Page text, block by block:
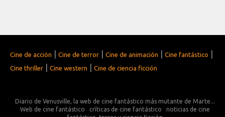
Cine de acción | Cine de terror | Cine de animación | Cine fantástico |
Cine thriller | Cine western | Cine de ciencia ficción
Diario de Venusville, la web de cine fantástico más mutante de Marte...
Web de cine fantástico
críticas de cine fantástico
noticias de cine